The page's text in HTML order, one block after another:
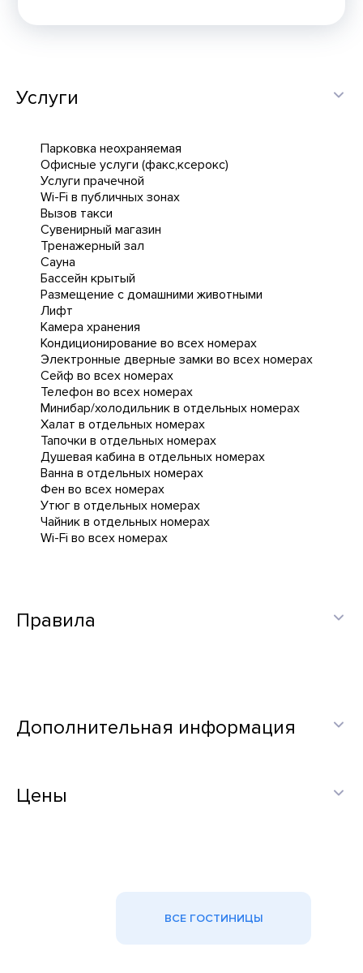
Услуги
Парковка неохраняемая
Офисные услуги (факс,ксерокс)
Услуги прачечной
Wi-Fi в публичных зонах
Вызов такси
Сувенирный магазин
Тренажерный зал
Сауна
Бассейн крытый
Размещение с домашними животными
Лифт
Камера хранения
Кондиционирование во всех номерах
Электронные дверные замки во всех номерах
Сейф во всех номерах
Телефон во всех номерах
Минибар/холодильник в отдельных номерах
Халат в отдельных номерах
Тапочки в отдельных номерах
Душевая кабина в отдельных номерах
Ванна в отдельных номерах
Фен во всех номерах
Утюг в отдельных номерах
Чайник в отдельных номерах
Wi-Fi во всех номерах
Правила
Дополнительная информация
Цены
ВСЕ ГОСТИНИЦЫ